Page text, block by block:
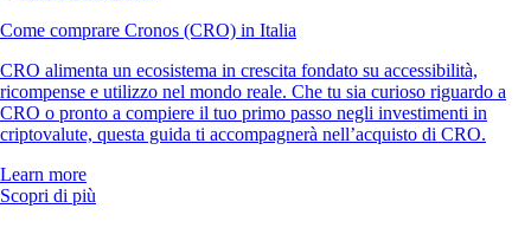
Come comprare Cronos (CRO) in Italia
CRO alimenta un ecosistema in crescita fondato su accessibilità,
ricompense e utilizzo nel mondo reale. Che tu sia curioso riguardo a
CRO o pronto a compiere il tuo primo passo negli investimenti in
criptovalute, questa guida ti accompagnerà nell’acquisto di CRO.
Learn more
Scopri di più